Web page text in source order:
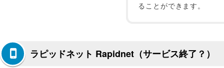
ることができます。
ラピッドネット Rapidnet（サービス終了？）